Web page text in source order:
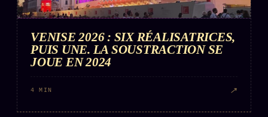
VENISE 2026 : SIX RÉALISATRICES,
PUIS UNE. LA SOUSTRACTION SE
JOUE EN 2024
4 MIN ↗